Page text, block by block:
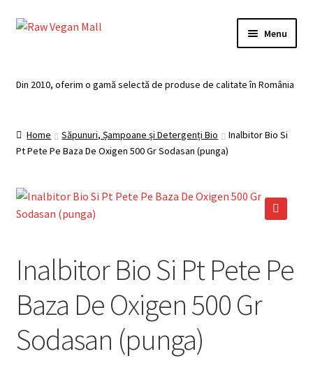
Skip
Skip
Menu
Categorii
Contul meu
Din 2010, oferim o gamă selectă de produse de calitate în România
Home Săpunuri, Șampoane și Detergenți Bio
Inalbitor Bio Si
Pt Pete Pe Baza De Oxigen 500 Gr Sodasan (punga)
Inalbitor Bio Si Pt Pete Pe
Baza De Oxigen 500 Gr
Sodasan (punga)